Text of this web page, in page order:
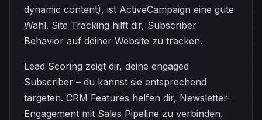
dynamic content), ist ActiveCampaign eine gute
Wahl. Site Tracking hilft dir, Subscriber
Behavior auf deiner Website zu tracken.
Lead Scoring zeigt dir, deine engaged
Subscriber – du kannst sie entsprechend
targeten. CRM Features helfen dir, Newsletter-
Engagement mit Sales Pipeline zu verbinden.